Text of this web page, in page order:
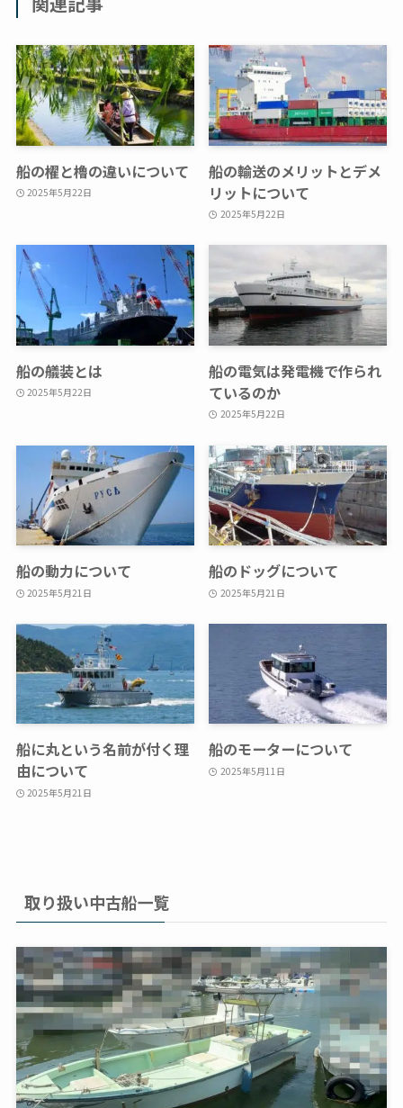
船の櫂と櫓の違いについて
2025年5月22日
船の輸送のメリットとデメ
リットについて
2025年5月22日
船の艤装とは
2025年5月22日
船の電気は発電機で作られ
ているのか
2025年5月22日
船の動力について
2025年5月21日
船のドッグについて
2025年5月21日
船に丸という名前が付く理
由について
2025年5月21日
船のモーターについて
2025年5月11日
取り扱い中古船一覧